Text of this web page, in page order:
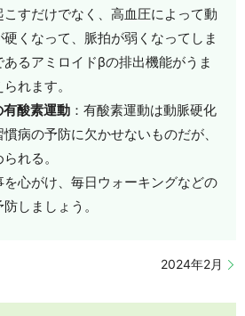
すだけでなく、高血圧によって動
くなって、脈拍が弱くなってしま
るアミロイドβの排出機能がうま
れます。
酸素運動 ：有酸素運動は動脈硬化
病の予防に欠かせないものだが、
れる。
心がけ、毎日ウォーキングなどの
しましょう。
2024年2月